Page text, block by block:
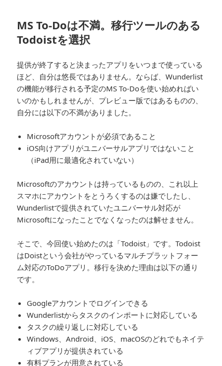
MS To-Doは不満。移行ツールのある
Todoistを選択
提供が終了すると決まったアプリをいつまで使っている
ほど、自分は悠長ではありません。ならば、Wunderlist
の機能が移行される予定のMS To-Doを使い始めればい
いのかもしれませんが、プレビュー版ではあるものの、
自分には以下の不満がありました。
Microsoftアカウントが必須であること
iOS向けアプリがユニバーサルアプリではないこと
（iPad用に最適化されていない）
Microsoftのアカウントは持っているものの、これ以上
スマホにアカウントをとうろくするのは嫌でしたし、
Wunderlistで提供されていたユニバーサル対応が
Microsoftになったことでなくなったのは解せません。
そこで、今回使い始めたのは「Todoist」です。Todoist
はDoistという会社がやっているマルチプラットフォー
ム対応のToDoアプリ。移行を決めた理由は以下の通り
です。
Googleアカウントでログインできる
Wunderlistからタスクのインポートに対応している
タスクの繰り返しに対応している
Windows、Android、iOS、macOSのどれでもネイテ
ィブアプリが提供されている
有料プランが用意されている